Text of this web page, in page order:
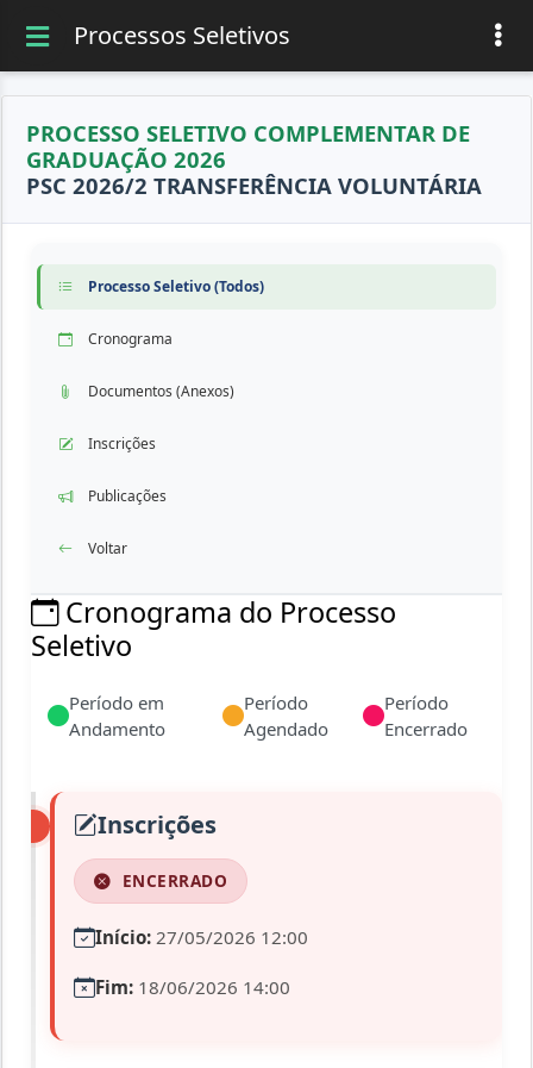
Processos Seletivos
PROCESSO SELETIVO COMPLEMENTAR DE
GRADUAÇÃO 2026
PSC 2026/2 TRANSFERÊNCIA VOLUNTÁRIA
Processo Seletivo (Todos)
Cronograma
Documentos (Anexos)
Inscrições
Publicações
Voltar
Cronograma do Processo
Seletivo
Período em
Andamento
Período
Agendado
Período
Encerrado
Inscrições
ENCERRADO
Início: 27/05/2026 12:00
Fim: 18/06/2026 14:00